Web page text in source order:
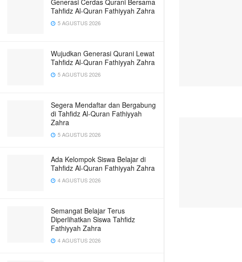
Generasi Cerdas Qurani Bersama
Tahfidz Al-Quran Fathiyyah Zahra
5 AGUSTUS 2026
Wujudkan Generasi Qurani Lewat
Tahfidz Al-Quran Fathiyyah Zahra
5 AGUSTUS 2026
Segera Mendaftar dan Bergabung
di Tahfidz Al-Quran Fathiyyah
Zahra
5 AGUSTUS 2026
Ada Kelompok Siswa Belajar di
Tahfidz Al-Quran Fathiyyah Zahra
4 AGUSTUS 2026
Semangat Belajar Terus
Diperlihatkan Siswa Tahfidz
Fathiyyah Zahra
4 AGUSTUS 2026